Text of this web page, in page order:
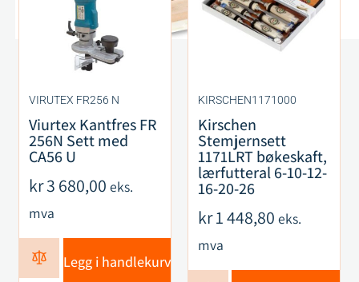
VIRUTEX FR256 N
Viurtex Kantfres FR
256N Sett med
CA56 U
kr3 680,00 eks.
mva
Legg i handlekurv
KIRSCHEN1171000
Kirschen
Stemjernsett
1171LRT bøkeskaft,
lærfutteral 6-10-12-
16-20-26
kr1 448,80 eks.
mva